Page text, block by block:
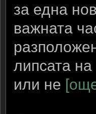
за една
важната
липсата
или не